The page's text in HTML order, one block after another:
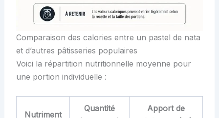
Comparaison des calories entre un pastel de nata
et d’autres pâtisseries populaires
Voici la répartition nutritionnelle moyenne pour
une portion individuelle :
Nutriment
Quantité
Apport de